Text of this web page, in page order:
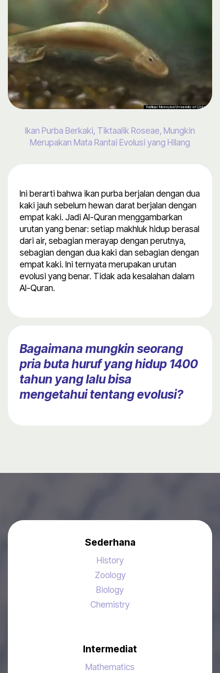
Ikan Purba Berkaki, Tiktaalik Roseae, Mungkin
Merupakan Mata Rantai Evolusi yang Hilang
Ini berarti bahwa ikan purba berjalan dengan dua
kaki jauh sebelum hewan darat berjalan dengan
empat kaki. Jadi Al-Quran menggambarkan
urutan yang benar: setiap makhluk hidup berasal
dari air, sebagian merayap dengan perutnya,
sebagian dengan dua kaki dan sebagian dengan
empat kaki. Ini ternyata merupakan urutan
evolusi yang benar. Tidak ada kesalahan dalam
Al-Quran.
Bagaimana mungkin seorang
pria buta huruf yang hidup 1400
tahun yang lalu bisa
mengetahui tentang evolusi?
Sederhana
History
Zoology
Biology
Chemistry
Intermediat
Mathematics